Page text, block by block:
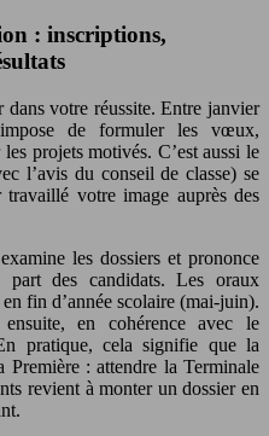
: inscriptions,
votre réussite. Entre janvier
de formuler les vœux,
projets motivés. C’est aussi le
l’avis du conseil de classe) se
votre image auprès des
les dossiers et prononce
part des candidats. Les oraux
fin d’année scolaire (mai-juin).
en cohérence avec le
pratique, cela signifie que la
Première : attendre la Terminale
revient à monter un dossier en